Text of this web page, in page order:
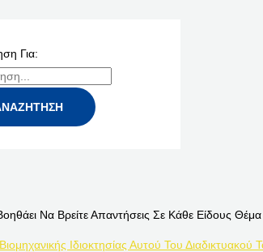
Για:
Να Βρείτε Απαντήσεις Σε Κάθε Είδους
Ιδιοκτησίας Αυτού Του